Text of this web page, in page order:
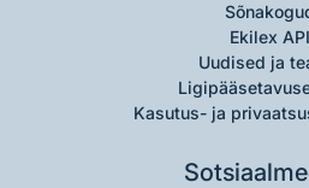
Ekilex API
Uudised ja
Kasutus- ja